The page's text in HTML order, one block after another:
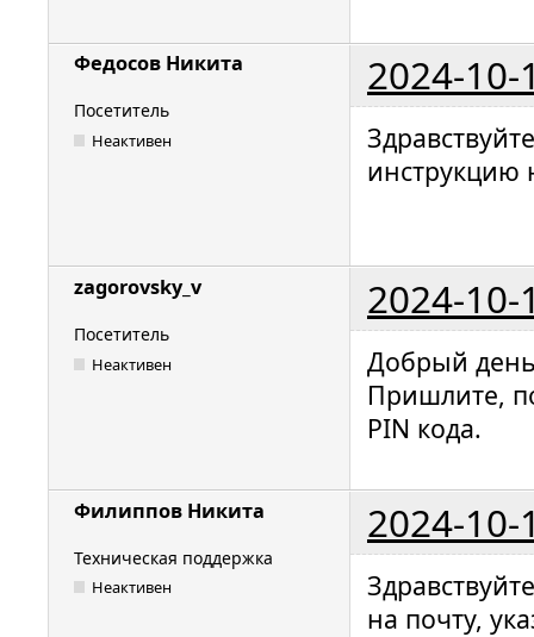
Федосов Никита 2024-10-
Посетитель
Неактивен
инструкцию
zagorovsky_v 2024-10-
Посетитель
Неактивен
Добрый
Пришлите,
PIN кода.
Филиппов Никита 2024-10-
Техническая поддержка
Неактивен
на почту,